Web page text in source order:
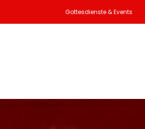
Gottesdienste & Events